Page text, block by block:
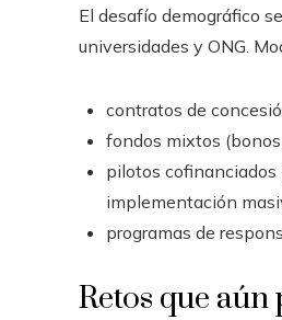
El desafío demográfico
universidades y ONG.
contratos de
fondos mixtos
pilotos cofinanciados
implementación
programas de
Retos que